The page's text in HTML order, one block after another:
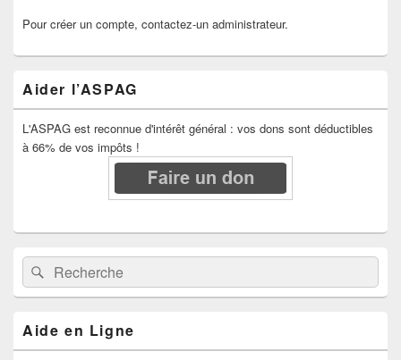
Pour créer un compte, contactez-un administrateur.
Aider l’ASPAG
L'ASPAG est reconnue d'intérêt général : vos dons sont déductibles
à 66% de vos impôts !
Recherche :Rechercher
Aide en Ligne